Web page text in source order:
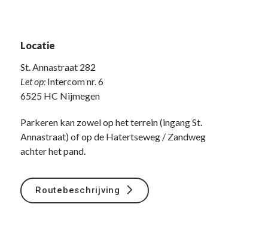
Locatie
St. Annastraat 282
Let op:Intercom nr. 6
6525 HC Nijmegen
Parkeren kan zowel op het terrein (ingang St.
Annastraat) of op de Hatertseweg / Zandweg
achter het pand.
Routebeschrijving